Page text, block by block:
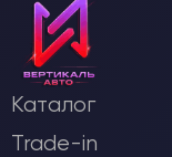
Каталог
Trade-in